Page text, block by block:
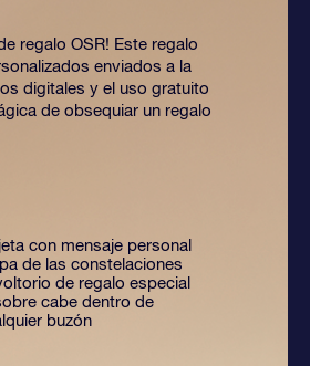
regalo OSR! Este regalo
enviados a la
digitales y el uso gratuito
de obsequiar un regalo
con mensaje personal
de las constelaciones
de regalo especial
cabe dentro de
buzón